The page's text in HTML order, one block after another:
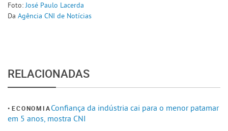
Foto:José Paulo Lacerda
Da Agência CNI de Notícias
RELACIONADAS
ECONOMIAConfiança da indústria cai para o menor patamar
em 5 anos, mostra CNI